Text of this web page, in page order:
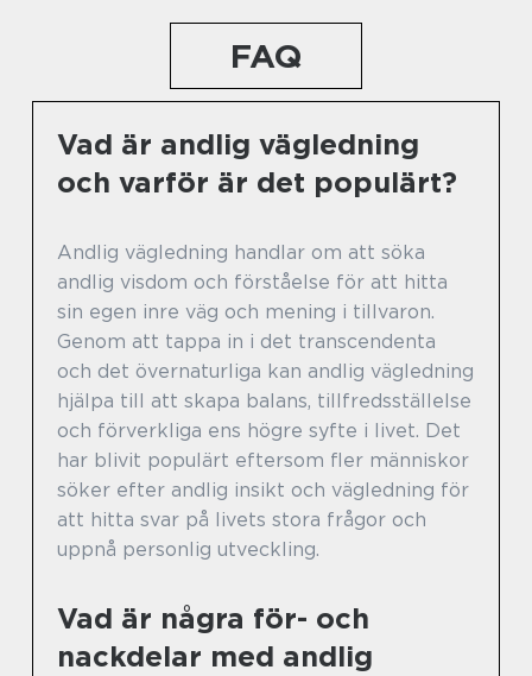
FAQ
Vad är andlig vägledning
och varför är det populärt?
Andlig vägledning handlar om att söka
andlig visdom och förståelse för att hitta
sin egen inre väg och mening i tillvaron.
Genom att tappa in i det transcendenta
och det övernaturliga kan andlig vägledning
hjälpa till att skapa balans, tillfredsställelse
och förverkliga ens högre syfte i livet. Det
har blivit populärt eftersom fler människor
söker efter andlig insikt och vägledning för
att hitta svar på livets stora frågor och
uppnå personlig utveckling.
Vad är några för- och
nackdelar med andlig